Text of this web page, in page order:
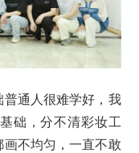
通人很难学好，我
础，分不清彩妆工
不均匀，一直不敢